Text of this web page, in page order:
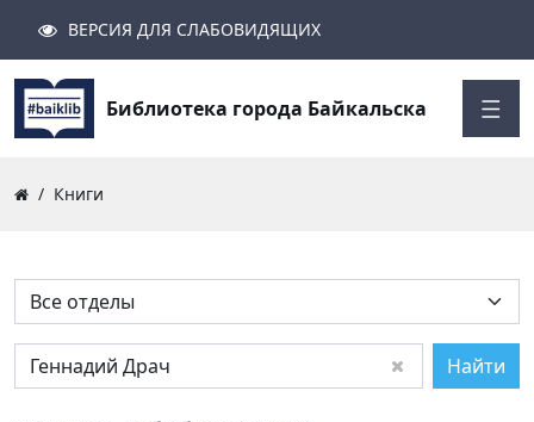
Найти
Поиск
Найти
ВЕРСИЯ ДЛЯ СЛАБОВИДЯЩИХ
Библиотека города Байкальска
Книги